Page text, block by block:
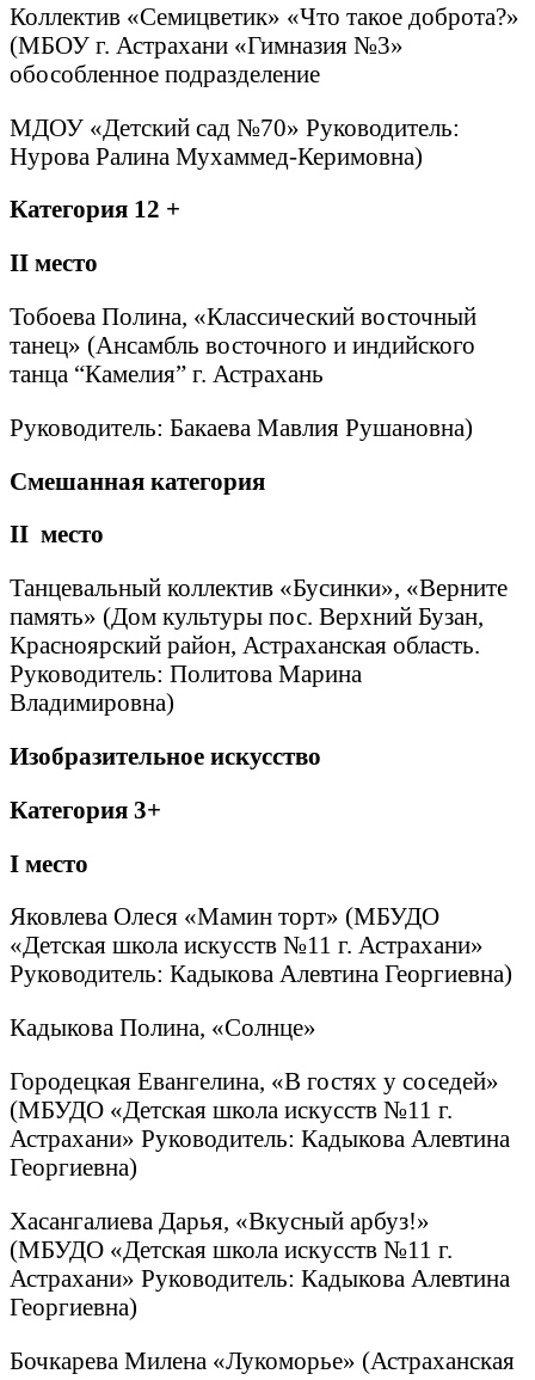
Коллектив «Семицветик» «Что такое доброта?»
(МБОУ г. Астрахани «Гимназия №3»
обособленное подразделение
МДОУ «Детский сад №70» Руководитель:
Нурова Ралина Мухаммед-Керимовна)
Категория 12 +
II место
Тобоева Полина, «Классический восточный
танец» (Ансамбль восточного и индийского
танца “Камелия” г. Астрахань
Руководитель: Бакаева Мавлия Рушановна)
Смешанная категория
II место
Танцевальный коллектив «Бусинки», «Верните
память» (Дом культуры пос. Верхний Бузан,
Красноярский район, Астраханская область.
Руководитель: Политова Марина
Владимировна)
Изобразительное искусство
Категория 3+
I место
Яковлева Олеся «Мамин торт» (МБУДО
«Детская школа искусств №11 г. Астрахани»
Руководитель: Кадыкова Алевтина Георгиевна)
Кадыкова Полина, «Солнце»
Городецкая Евангелина, «В гостях у соседей»
(МБУДО «Детская школа искусств №11 г.
Астрахани» Руководитель: Кадыкова Алевтина
Георгиевна)
Хасангалиева Дарья, «Вкусный арбуз!»
(МБУДО «Детская школа искусств №11 г.
Астрахани» Руководитель: Кадыкова Алевтина
Георгиевна)
Бочкарева Милена «Лукоморье» (Астраханская